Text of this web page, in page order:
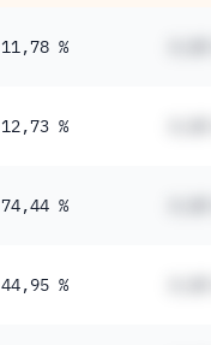
11,78 %
12,73 %
74,44 %
44,95 %